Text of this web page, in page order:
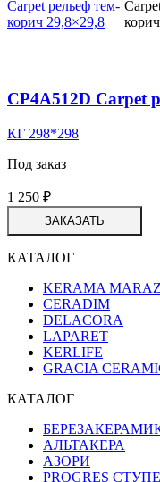
CP4A512D Carpet
КГ 298*298
Под заказ
1 250 ₽
ЗАКАЗАТЬ
КАТАЛОГ
KERAMA
CERADIM
DELACORA
LAPARET
KERLIFE
GRACIA
КАТАЛОГ
АЛЬТАКЕРА
АЗОРИ
PROGRES